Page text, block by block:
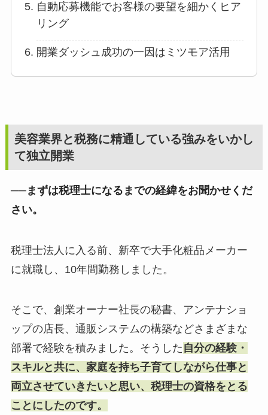
自動応募機能でお客様の要望を細かくヒア
リング
開業ダッシュ成功の一因はミツモア活用
美容業界と税務に精通している強みをいかし
て独立開業
──まずは税理士になるまでの経緯をお聞かせくだ
さい。
税理士法人に入る前、新卒で大手化粧品メーカー
に就職し、10年間勤務しました。
そこで、創業オーナー社長の秘書、アンテナショ
ップの店長、通販システムの構築などさまざまな
部署で経験を積みました。そうした 自分の経験・
スキルと共に、家庭を持ち子育てしながら仕事と
両立させていきたいと思い、税理士の資格をとる
ことにしたのです。